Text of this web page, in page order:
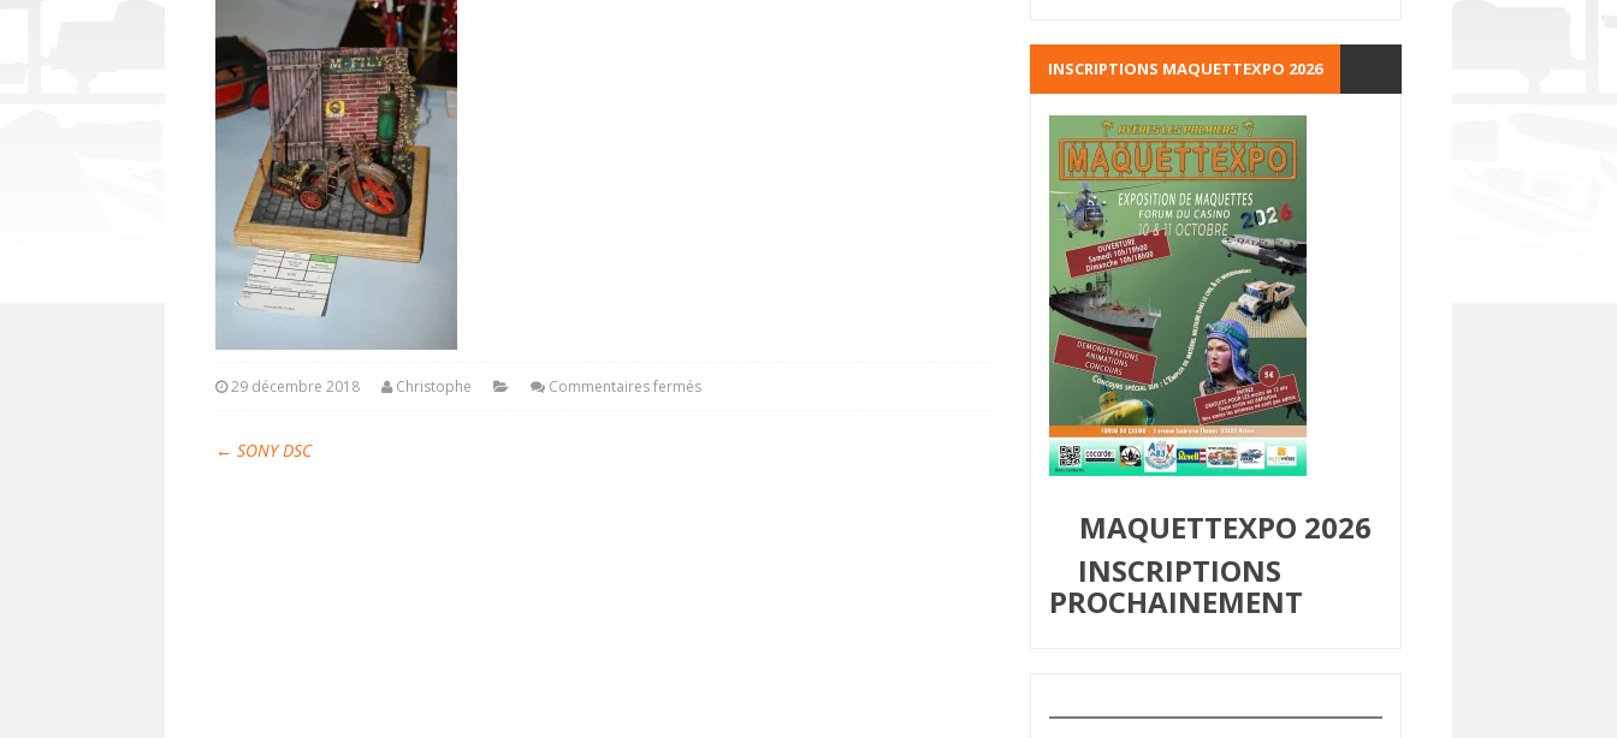
29 décembre 2018 Christophe Commentaires fermés
← SONY DSC
INSCRIPTIONS MAQUETTEXPO 2026
MAQUETTEXPO 2026
INSCRIPTIONS
PROCHAINEMENT